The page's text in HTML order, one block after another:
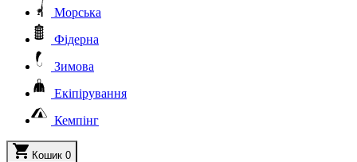
Морська
Фідерна
Зимова
Екіпірування
Кемпінг
Кошик 0